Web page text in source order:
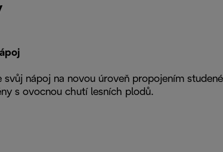
svůj nápoj na novou úroveň propojením studené
s ovocnou chutí lesních plodů.